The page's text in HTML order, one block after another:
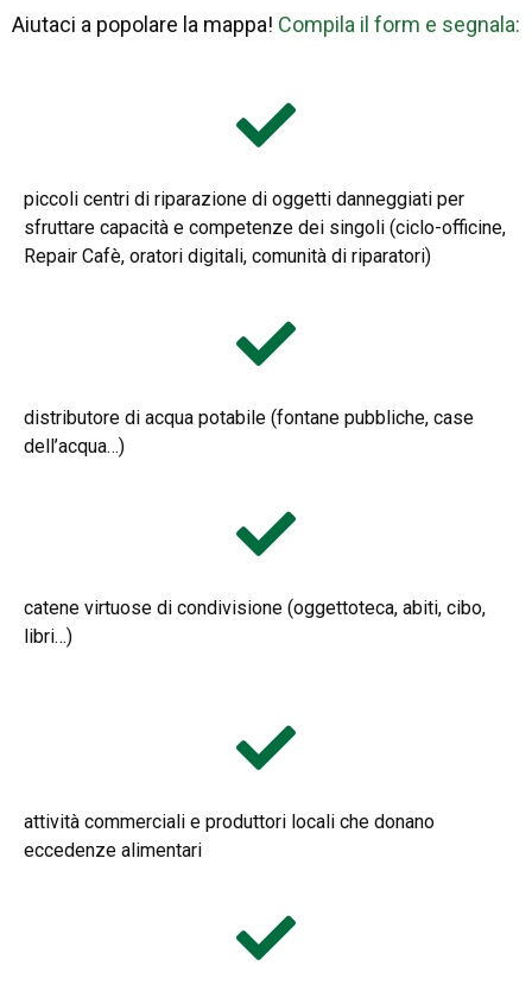
Aiutaci a popolare la mappa! Compila il form e segnala:
piccoli centri di riparazione di oggetti danneggiati per
sfruttare capacità e competenze dei singoli (ciclo-officine,
Repair Cafè, oratori digitali, comunità di riparatori)
distributore di acqua potabile (fontane pubbliche, case
dell’acqua…)
catene virtuose di condivisione (oggettoteca, abiti, cibo,
libri…)
attività commerciali e produttori locali che donano
eccedenze alimentari